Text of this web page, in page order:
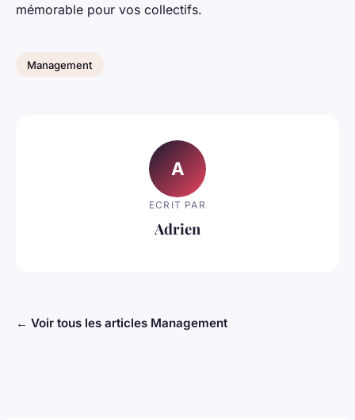
mémorable pour vos collectifs.
Management
A
ECRIT PAR
Adrien
← Voir tous les articles Management